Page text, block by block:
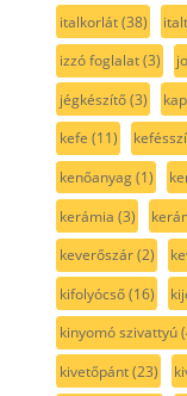
italkorlát(38)
izzó foglalat(3)
jégkészítő(3)
kefe (11)
kenőanyag(1)
kerámia (3)
keverőszár(2)
kifolyócső(16)
kinyomó szivattyú
kivetőpánt(23)